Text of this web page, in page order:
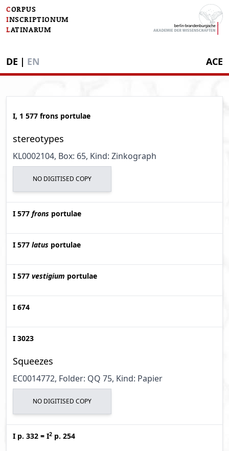
CORPUS
INSCRIPTIONUM
LATINARUM
DE | EN ACE
I, 1 577 frons portulae
stereotypes
KL0002104, Box: 65, Kind: Zinkograph
NO DIGITISED COPY
I 577 frons portulae
I 577 latus portulae
I 577 vestigium portulae
I 674
I 3023
Squeezes
EC0014772, Folder: QQ 75, Kind: Papier
NO DIGITISED COPY
I p. 332 = I2 p. 254